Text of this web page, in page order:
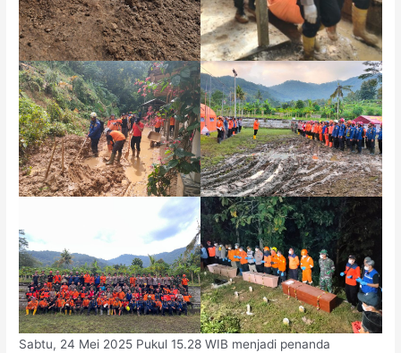
Sabtu, 24 Mei 2025 Pukul 15.28 WIB menjadi penanda